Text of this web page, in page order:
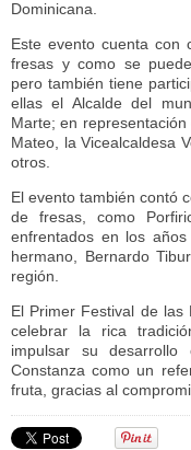
Dominicana.
Este evento cuenta con
fresas y como se
pero también tiene
ellas el Alcalde del
Marte; en
Mateo, la Vicealcaldesa
otros.
El evento también contó
de fresas, como
enfrentados en los
hermano, Bernardo
región.
El Primer Festival de
celebrar la rica
impulsar su desarrollo
Constanza como un
fruta, gracias al